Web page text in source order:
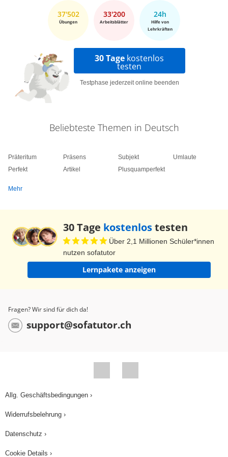
37'502
Übungen
33'200
Arbeitsblätter
24h
Hilfe von
Lehrkräften
30 Tage kostenlos
testen
Testphase jederzeit online beenden
Beliebteste Themen in Deutsch
Präteritum
Perfekt
Präsens
Artikel
Subjekt
Plusquamperfekt
Umlaute
Mehr
30 Tage kostenlostesten
Über 2,1 Millionen Schüler*innen
nutzen sofatutor
Lernpakete anzeigen
Fragen? Wir sind für dich da!
support@sofatutor.ch
Allg. Geschäftsbedingungen ›
Widerrufsbelehrung ›
Datenschutz ›
Cookie Details ›